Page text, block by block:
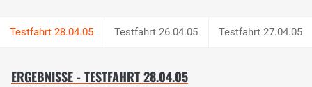
Testfahrt 26.04.05 Testfahrt 27.04.05
ERGEBNISSE - TESTFAHRT 28.04.05